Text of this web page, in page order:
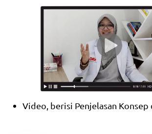
Video, berisi Penjelasan Konsep